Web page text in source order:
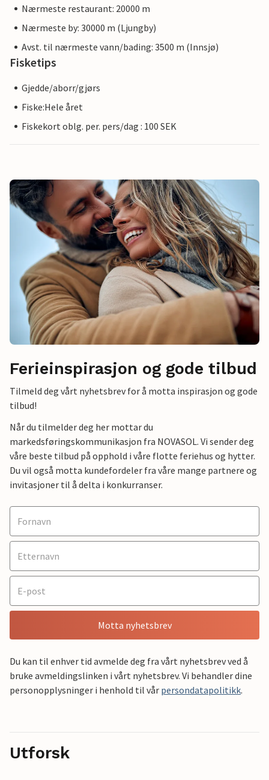
Nærmeste restaurant: 20000 m
Nærmeste by: 30000 m (Ljungby)
Avst. til nærmeste vann/bading: 3500 m (Innsjø)
Fisketips
Gjedde/aborr/gjørs
Fiske:Hele året
Fiskekort oblg. per. pers/dag : 100 SEK
Ferieinspirasjon og gode tilbud
Tilmeld deg vårt nyhetsbrev for å motta inspirasjon og gode
tilbud!
Når du tilmelder deg her mottar du
markedsføringskommunikasjon fra NOVASOL. Vi sender deg
våre beste tilbud på opphold i våre flotte feriehus og hytter.
Du vil også motta kundefordeler fra våre mange partnere og
invitasjoner til å delta i konkurranser.
Motta nyhetsbrev
Du kan til enhver tid avmelde deg fra vårt nyhetsbrev ved å
bruke avmeldingslinken i vårt nyhetsbrev. Vi behandler dine
personopplysninger i henhold til vår persondatapolitikk.
Utforsk